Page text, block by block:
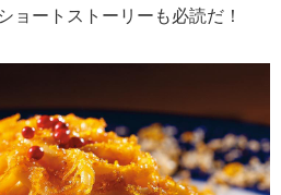
ョートストーリーも必読だ！